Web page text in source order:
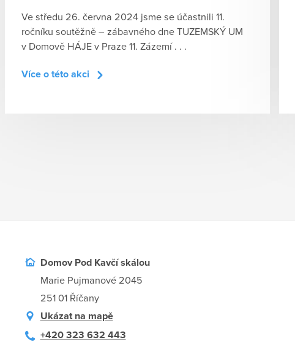
Ve středu 26. června 2024 jsme se účastnili 11.
ročníku soutěžně – zábavného dne TUZEMSKÝ UM
v Domově HÁJE v Praze 11. Zázemí . . .
Více o této akci
Domov Pod Kavčí skálou
Marie Pujmanové 2045
251 01 Říčany
Ukázat na mapě
+420 323 632 443